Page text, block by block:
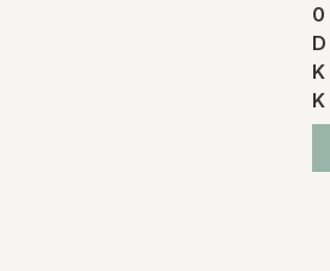
0
D
K
K